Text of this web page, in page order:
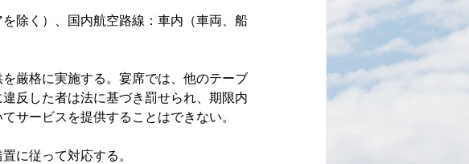
除く）、国内航空路線：車内（車両、船
厳格に実施する。宴席では、他のテーブ
反した者は法に基づき罰せられ、期限内
サービスを提供することはできない。
に従って対応する。